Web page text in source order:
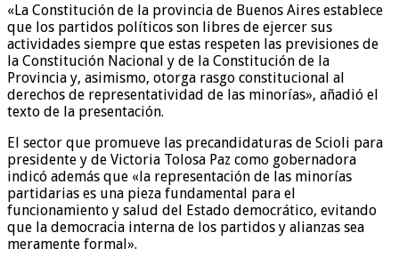
«La Constitución de la provincia de Buenos Aires establece
que los partidos políticos son libres de ejercer sus
actividades siempre que estas respeten las previsiones de
la Constitución Nacional y de la Constitución de la
Provincia y, asimismo, otorga rasgo constitucional al
derechos de representatividad de las minorías», añadió el
texto de la presentación.
El sector que promueve las precandidaturas de Scioli para
presidente y de Victoria Tolosa Paz como gobernadora
indicó además que «la representación de las minorías
partidarias es una pieza fundamental para el
funcionamiento y salud del Estado democrático, evitando
que la democracia interna de los partidos y alianzas sea
meramente formal».